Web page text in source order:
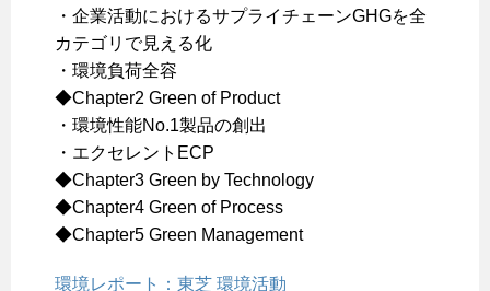
・企業活動におけるサプライチェーンGHGを全
カテゴリで見える化
・環境負荷全容
◆Chapter2 Green of Product
・環境性能No.1製品の創出
・エクセレントECP
◆Chapter3 Green by Technology
◆Chapter4 Green of Process
◆Chapter5 Green Management
環境レポート：東芝 環境活動